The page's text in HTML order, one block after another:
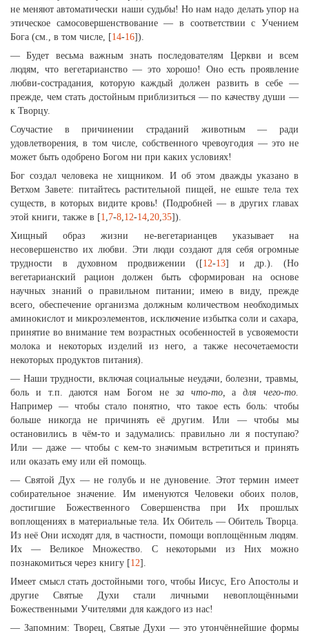
не меняют автоматически наши судьбы! Но нам надо делать упор на
этическое самосовершенствование — в соответствии с Учением
Бога (см., в том числе, [14-16]).
— Будет весьма важным знать последователям Церкви и всем
людям, что вегетарианство — это хорошо! Оно есть проявление
любви-сострадания, которую каждый должен развить в себе —
прежде, чем стать достойным приблизиться — по качеству души —
к Творцу.
Соучастие в причинении страданий животным — ради
удовлетворения, в том числе, собственного чревоугодия — это не
может быть одобрено Богом ни при каких условиях!
Бог создал человека не хищником. И об этом дважды указано в
Ветхом Завете: питайтесь растительной пищей, не ешьте тела тех
существ, в которых видите кровь! (Подробней — в других главах
этой книги, также в [1,7-8,12-14,20,35]).
Хищный образ жизни не-вегетарианцев указывает на
несовершенство их любви. Эти люди создают для себя огромные
трудности в духовном продвижении ([12-13] и др.). (Но
вегетарианский рацион должен быть сформирован на основе
научных знаний о правильном питании; имею в виду, прежде
всего, обеспечение организма должным количеством необходимых
аминокислот и микроэлементов, исключение избытка соли и сахара,
принятие во внимание тем возрастных особенностей в усвояемости
молока и некоторых изделий из него, а также несочетаемости
некоторых продуктов питания).
— Наши трудности, включая социальные неудачи, болезни, травмы,
боль и т.п. даются нам Богом не за что-то, адля чего-то.
Например — чтобы стало понятно, что такое есть боль: чтобы
больше никогда не причинять её другим. Или — чтобы мы
остановились в чём-то и задумались: правильно ли я поступаю?
Или — даже — чтобы с кем-то значимым встретиться и принять
или оказать ему или ей помощь.
— Святой Дух — не голубь и не дуновение. Этот термин имеет
собирательное значение. Им именуются Человеки обоих полов,
достигшие Божественного Совершенства при Их прошлых
воплощениях в материальные тела. Их Обитель — Обитель Творца.
Из неё Они исходят для, в частности, помощи воплощённым людям.
Их — Великое Множество. С некоторыми из Них можно
познакомиться через книгу [12].
Имеет смысл стать достойными того, чтобы Иисус, Его Апостолы и
другие Святые Духи стали личными невоплощёнными
Божественными Учителями для каждого из нас!
— Запомним: Творец, Святые Духи — это утончённейшие формы